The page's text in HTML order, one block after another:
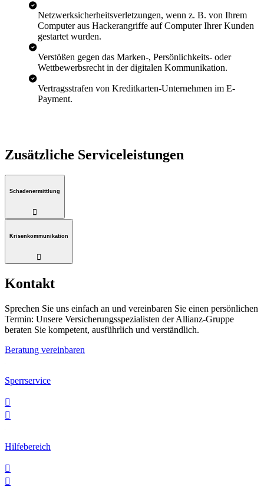
Netzwerksicherheitsverletzungen, wenn z. B. von Ihrem
Computer aus Hackerangriffe auf Computer Ihrer Kunden
gestartet wurden.
Verstößen gegen das Marken-, Persönlichkeits- oder
Wettbewerbsrecht in der digitalen Kommunikation.
Vertragsstrafen von Kreditkarten-Unternehmen im E-
Payment.
Zusätzliche Serviceleistungen
Schadenermittlung

Krisenkommunikation

Kontakt
Sprechen Sie uns einfach an und vereinbaren Sie einen persönlichen
Termin: Unsere Versicherungsspezialisten der Allianz-Gruppe
beraten Sie kompetent, ausführlich und verständlich.
Beratung vereinbaren
Sperrservice


Hilfebereich

